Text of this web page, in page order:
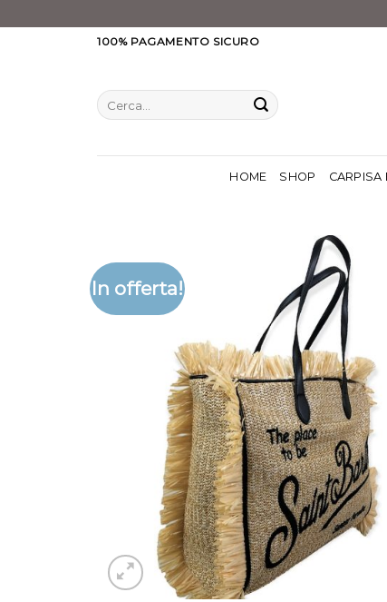
100% PAGAMENTO SICURO
Cerca:
HOME SHOP CARPISA
In offerta!